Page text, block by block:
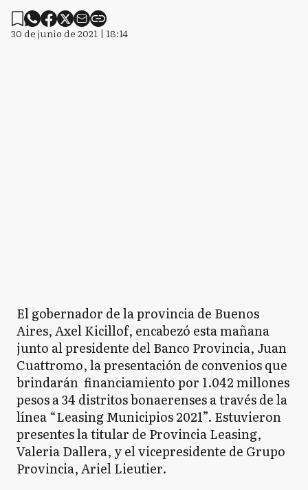
30 de junio de 2021 | 18:14
El gobernador de la provincia de Buenos
Aires, Axel Kicillof, encabezó esta mañana
junto al presidente del Banco Provincia, Juan
Cuattromo, la presentación de convenios que
brindarán financiamiento por 1.042 millones
pesos a 34 distritos bonaerenses a través de la
línea “Leasing Municipios 2021”. Estuvieron
presentes la titular de Provincia Leasing,
Valeria Dallera, y el vicepresidente de Grupo
Provincia, Ariel Lieutier.